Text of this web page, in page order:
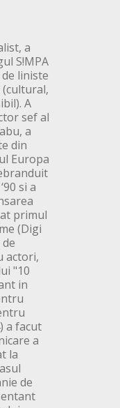
a
S!MPA
liniste
A
sef al
a
din
Europa
si a
primul
(Digi
actori,
"10
in
a facut
a
la
de